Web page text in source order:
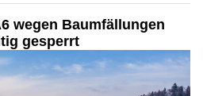
wegen Baumfällungen
gesperrt